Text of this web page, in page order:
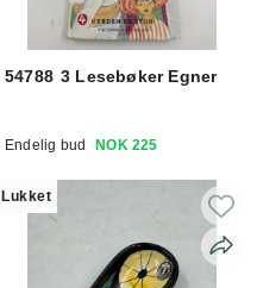
54788 3 Lesebøker Egner
Endelig bud NOK 225
Lukket